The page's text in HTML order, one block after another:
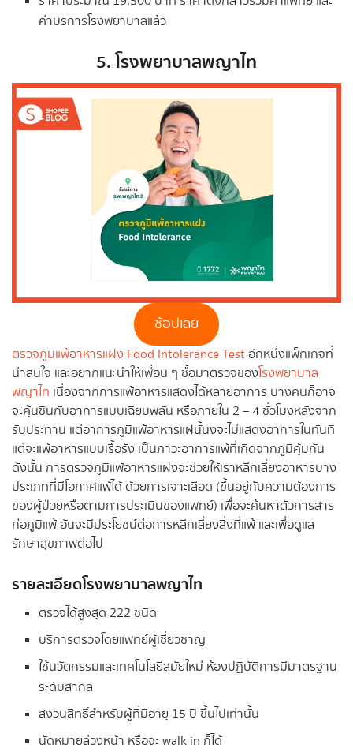
ค่าบริการโรงพยาบาลแล้ว
5. โรงพยาบาลพญาไท
ช้อปเลย
ตรวจภูมิแพ้อาหารแฝง Food Intolerance Test อีกหนึ่งแพ็กเกจที่
น่าสนใจ และอยากแนะนำให้เพื่อน ๆ ซื้อมาตรวจของโรงพยาบาล
พญาไท เนื่องจากการแพ้อาหารแสดงได้หลายอาการ บางคนก็อาจ
จะคุ้นชินกับอาการแบบเฉียบพลัน หรือภายใน 2 – 4 ชั่วโมงหลังจาก
รับประทาน แต่อาการภูมิแพ้อาหารแฝนั้นงจะไม่แสดงอาการในทันที
แต่จะแพ้อาหารแบบเรื้อรัง เป็นภาวะอาการแพ้ที่เกิดจากภูมิคุ้มกัน
ดังนั้น การตรวจภูมิแพ้อาหารแฝงจะช่วยให้เราหลีกเลี่ยงอาหารบาง
ประเภทที่มีโอกาศแพ้ได้ ด้วยการเจาะเลือด (ขึ้นอยู่กับความต้องการ
ของผู้ป่วยหรือตามการประเมินของแพทย์) เพื่อจะค้นหาตัวการสาร
ก่อภูมิแพ้ อันจะมีประโยชน์ต่อการหลีกเลี่ยงสิ่งที่แพ้ และเพื่อดูแล
รักษาสุขภาพต่อไป
รายละเอียดโรงพยาบาลพญาไท
ตรวจได้สูงสุด 222 ชนิด
บริการตรวจโดยแพทย์ผู้เชี่ยวชาญ
ใช้นวัตกรรมและเทคโนโลยีสมัยใหม่ ห้องปฏิบัติการมีมาตรฐาน
ระดับสากล
สงวนสิทธิ์สำหรับผู้ที่มีอายุ 15 ปี ขึ้นไปเท่านั้น
นัดหมายล่วงหน้า หรือจะ walk in ก็ได้